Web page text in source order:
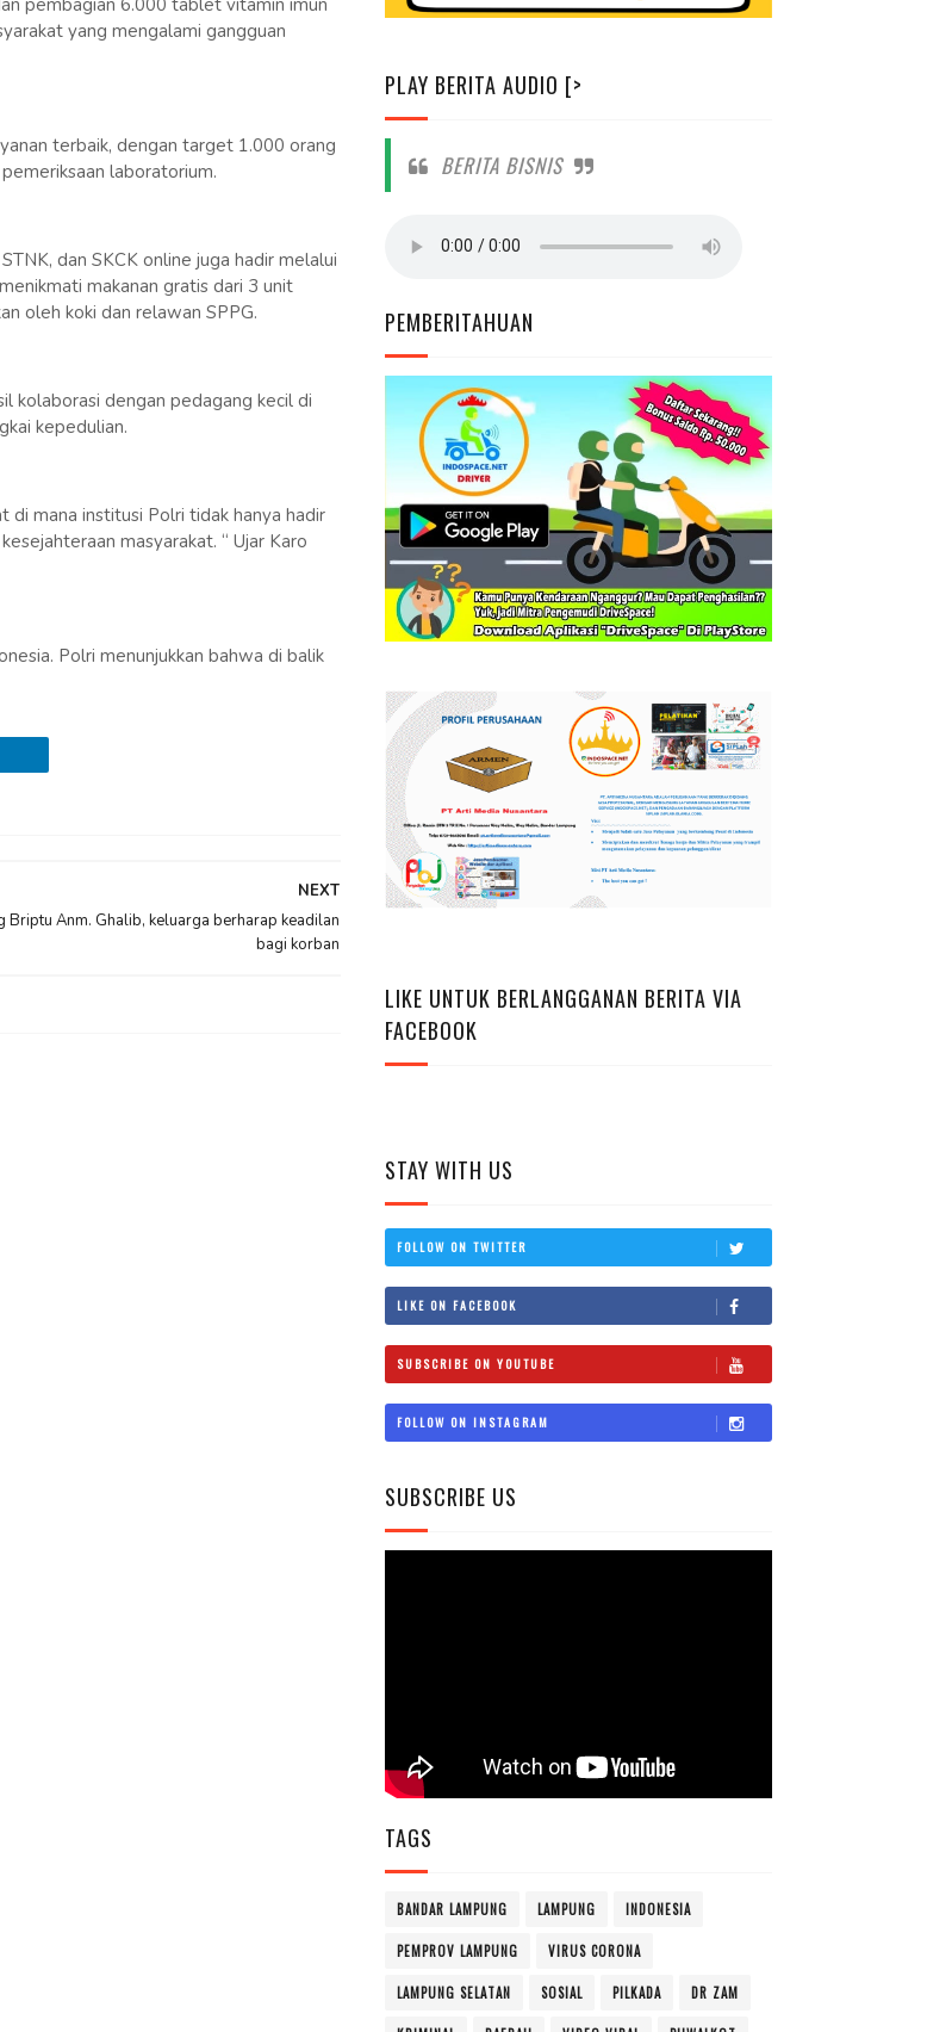
pembagian 6.000 tablet vitamin imun
yang mengalami gangguan
terbaik, dengan target 1.000 orang
laboratorium.
dan SKCK online juga hadir melalui
makanan gratis dari 3 unit
oleh koki dan relawan SPPG.
kolaborasi dengan pedagang kecil di
kepedulian.
di mana institusi Polri tidak hanya hadir
masyarakat. “ Ujar Karo
Polri menunjukkan bahwa di balik
NEXT
Briptu Anm. Ghalib, keluarga berharap keadilan
bagi korban
PLAY BERITA AUDIO [>
BERITA BISNIS
PEMBERITAHUAN
LIKE UNTUK BERLANGGANAN BERITA VIA
FACEBOOK
STAY WITH US
FOLLOW ON TWITTER
LIKE ON FACEBOOK
SUBSCRIBE ON YOUTUBE
FOLLOW ON INSTAGRAM
SUBSCRIBE US
TAGS
BANDAR LAMPUNG LAMPUNG INDONESIA
PEMPROV LAMPUNG VIRUS CORONA
LAMPUNG SELATAN SOSIAL PILKADA DR ZAM